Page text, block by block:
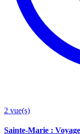
2 vue(s)
Sainte-Marie :